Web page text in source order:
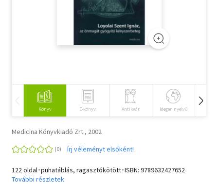
Tankönyv, segédkönyv
Természettudomány
Történelem
Vallás
Könyv E-könyv Antikvár Idegen nyelvű
Medicina Könyvkiadó Zrt., 2002
Írj véleményt elsőként!
122 oldal･puhatáblás, ragasztókötött･ISBN: 9789632427652
További részletek